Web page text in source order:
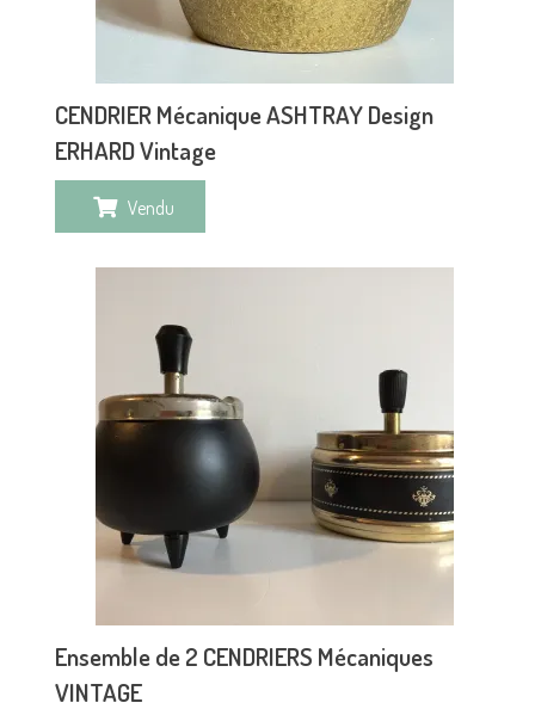
CENDRIER Mécanique ASHTRAY Design
ERHARD Vintage
Vendu
Ensemble de 2 CENDRIERS Mécaniques
VINTAGE